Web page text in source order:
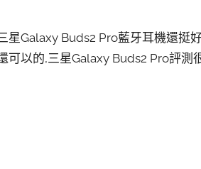
星Galaxy Buds2 Pro藍牙耳機還挺
以的,三星Galaxy Buds2 Pro評測